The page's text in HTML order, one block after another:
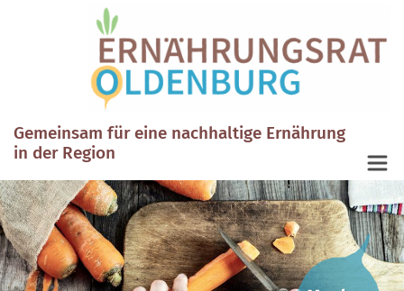
Gemeinsam für eine nachhaltige Ernährung
in der Region